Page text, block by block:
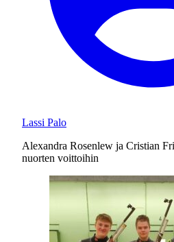
Lassi Palo
Alexandra Rosenlew ja Cristian
nuorten voittoihin